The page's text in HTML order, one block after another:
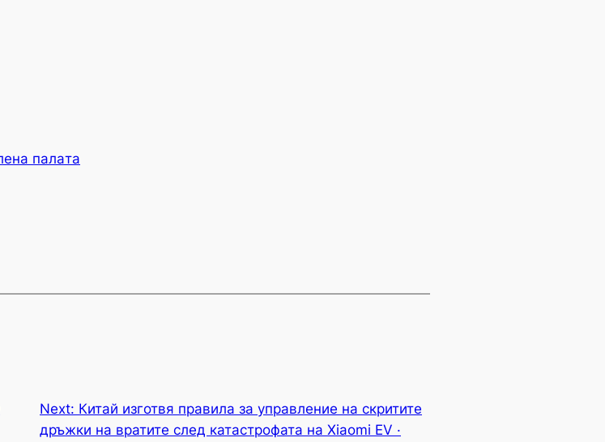
палaта
Next: Китай изготвя правила за управление на скритите
дръжки на вратите след катастрофата на Xiaomi EV ·